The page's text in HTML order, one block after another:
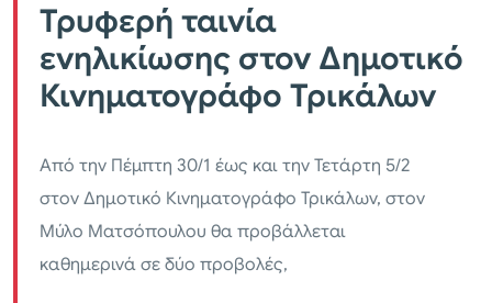
Τρυφερή ταινία
ενηλικίωσης στον Δημοτικό
Κινηματογράφο Τρικάλων
Από την Πέμπτη 30/1 έως και την Τετάρτη 5/2
στον Δημοτικό Κινηματογράφο Τρικάλων, στον
Μύλο Ματσόπουλου θα προβάλλεται
καθημερινά σε δύο προβολές,